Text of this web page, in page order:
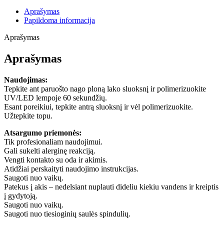
Aprašymas
Papildoma informacija
Aprašymas
Aprašymas
Naudojimas:
Tepkite ant paruošto nago ploną lako sluoksnį ir polimerizuokite
UV/LED lempoje 60 sekundžių.
Esant poreikiui, tepkite antrą sluoksnį ir vėl polimerizuokite.
Užtepkite topu.
Atsargumo priemonės:
Tik profesionaliam naudojimui.
Gali sukelti alerginę reakciją.
Vengti kontakto su oda ir akimis.
Atidžiai perskaityti naudojimo instrukcijas.
Saugoti nuo vaikų.
Patekus į akis – nedelsiant nuplauti dideliu kiekiu vandens ir kreiptis
į gydytoją.
Saugoti nuo vaikų.
Saugoti nuo tiesioginių saulės spindulių.